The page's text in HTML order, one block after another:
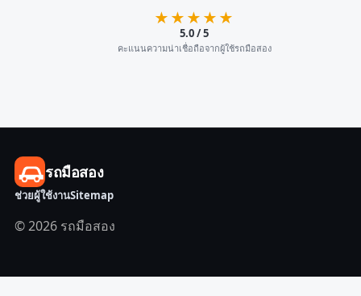
★★★★★
5.0 / 5
คะแนนความน่าเชื่อถือจากผู้ใช้รถมือสอง
รถมือสอง
ช่วยผู้ใช้งานSitemap
© 2026 รถมือสอง